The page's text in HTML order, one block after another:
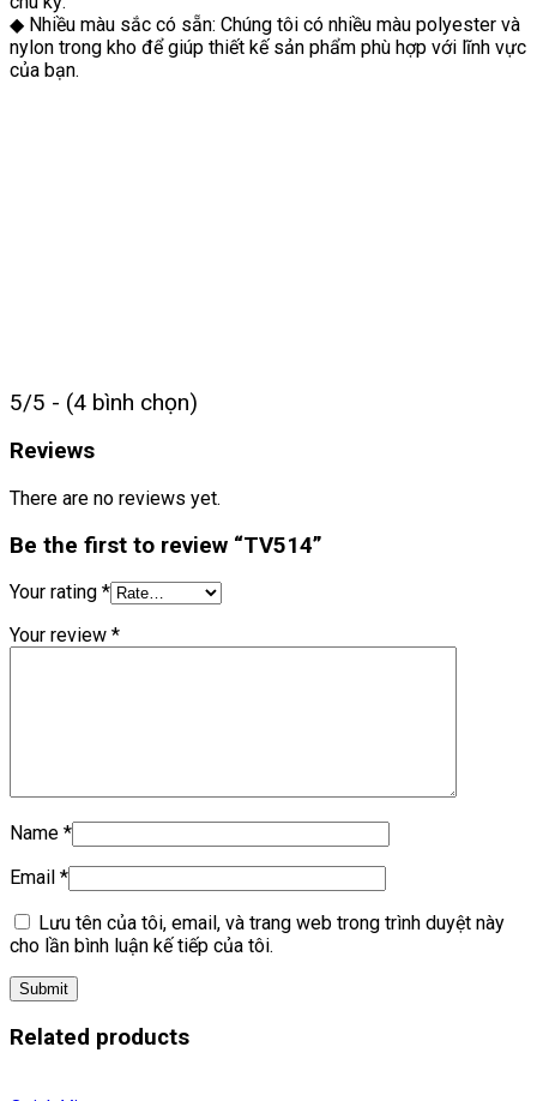
◆ Nhiều màu sắc có sẵn: Chúng tôi có nhiều màu polyester và
nylon trong kho để giúp thiết kế sản phẩm phù hợp với lĩnh vực
của bạn.
5/5 - (4 bình chọn)
Reviews
There are no reviews yet.
Be the first to review “TV514”
Your rating *
Your review *
Name *
Email *
Lưu tên của tôi, email, và trang web trong trình duyệt này
cho lần bình luận kế tiếp của tôi.
Related products